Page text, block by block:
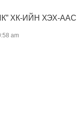
ХК-ИЙН ХЭХ-
am